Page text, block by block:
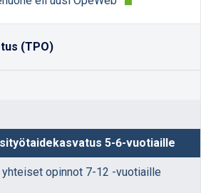
(TPO)
5-6-vuotiaille
yhteiset opinnot 7-12 -vuotiaille